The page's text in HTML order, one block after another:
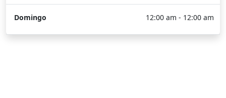
Domingo 12:00 am - 12:00 am